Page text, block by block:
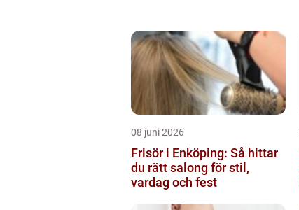
08 juni 2026
Frisör i Enköping: Så hittar
du rätt salong för stil,
vardag och fest